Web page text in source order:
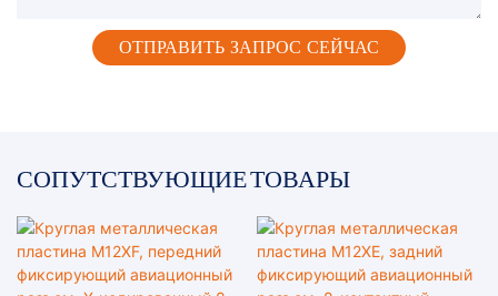
ОТПРАВИТЬ ЗАПРОС СЕЙЧАС
СОПУТСТВУЮЩИЕ ТОВАРЫ